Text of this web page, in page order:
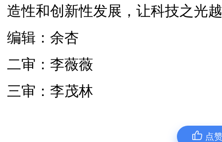
造性和创新性发展，让科技之光
编辑：余杏
二审：李薇薇
三审：李茂林
点